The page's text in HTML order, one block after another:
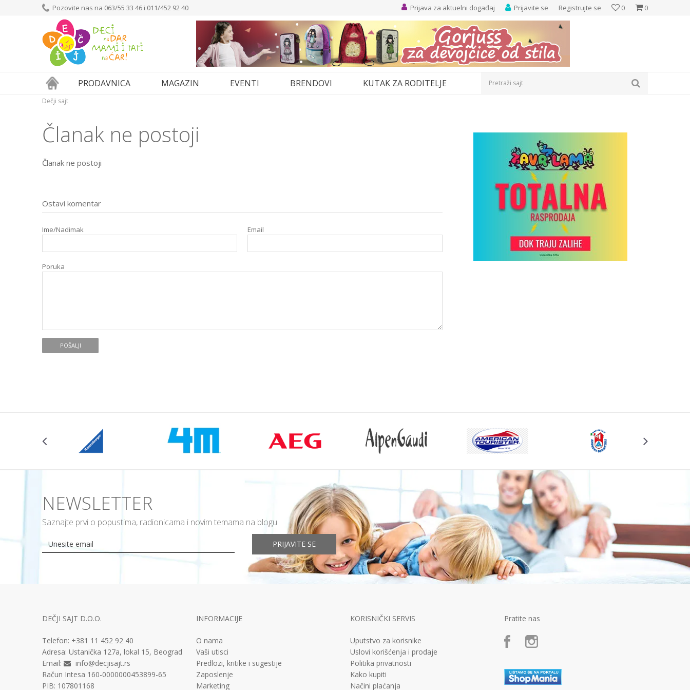
Pozovite nas na 063/55 33 46 i 011/452 92 40 0
0
Prijavite se Registrujte se
Prijava za aktuelni događaj
PRODAVNICA MAGAZIN EVENTI BRENDOVI KUTAK ZA RODITELJE Pretraži sajt
Dečji sajt
Članak ne postoji
Članak ne postoji
Ostavi komentar
Ime/Nadimak Email
Poruka
POŠALJI
NEWSLETTER
Saznajte prvi o popustima, radionicama i novim temama na blogu
PRIJAVITE SE
DEČJI SAJT D.O.O.
Telefon: +381 11 452 92 40
Adresa: Ustanička 127a, lokal 15, Beograd
Email:
info@decjisajt.rs
Račun Intesa 160-0000000453899-65
PIB: 107801168
INFORMACIJE
O nama
Vaši utisci
Predlozi, kritike i sugestije
Zaposlenje
Marketing
KORISNIČKI SERVIS
Uputstvo za korisnike
Uslovi korišćenja i prodaje
Politika privatnosti
Kako kupiti
Načini plaćanja
Pratite nas